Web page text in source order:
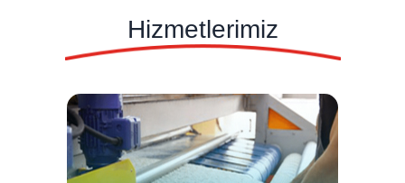
Hizmetlerimiz